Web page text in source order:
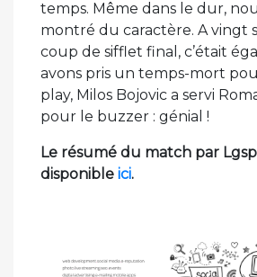
temps. Même dans le dur,
montré du caractère. A vingt
coup de sifflet final, c’était
avons pris un temps-mort
play, Milos Bojovic a servi
pour le buzzer : génial !
Le résumé du match par
disponible ici.